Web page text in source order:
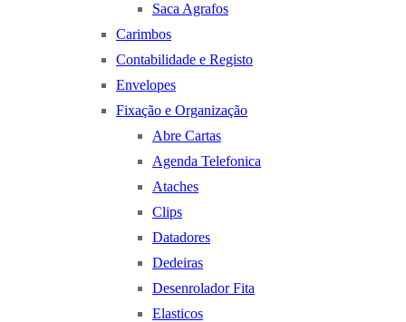
Saca Agrafos
Carimbos
Contabilidade e Registo
Envelopes
Fixação e Organização
Abre Cartas
Agenda Telefonica
Ataches
Clips
Datadores
Dedeiras
Desenrolador Fita
Elasticos